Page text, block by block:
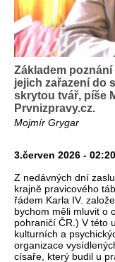
Základem
jejich zařazení do
skrytou tvář, píše
Prvnizpravy.cz.
Mojmír Grygar
3.červen 2026 - 02:20
Z nedávných dní
krajně pravicového
řádem Karla IV.
bychom měli mluvit o
pohraničí ČR.) V této
kulturních a
organizace
císaře, který budil u